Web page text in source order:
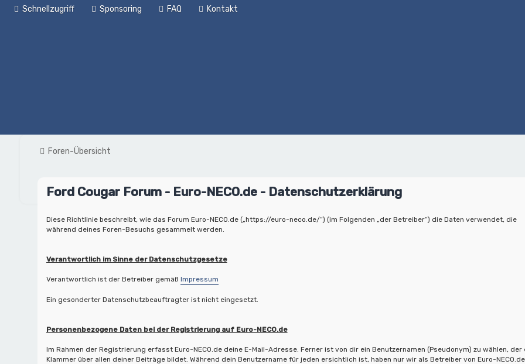
Schnellzugriff Sponsoring FAQ Kontakt
Foren-Übersicht
Ford Cougar Forum - Euro-NECO.de - Datenschutzerklärung
Diese Richtlinie beschreibt, wie das Forum Euro-NECO.de („https://euro-neco.de/“) (im Folgenden „der Betreiber“) die Daten verwendet, die
während deines Foren-Besuchs gesammelt werden.
Verantwortlich im Sinne der Datenschutzgesetze
Verantwortlich ist der Betreiber gemäß Impressum
Ein gesonderter Datenschutzbeauftragter ist nicht eingesetzt.
Personenbezogene Daten bei der Registrierung auf Euro-NECO.de
Im Rahmen der Registrierung erfasst Euro-NECO.de deine E-Mail-Adresse. Ferner ist von dir ein Benutzernamen (Pseudonym) zu wählen, der
Klammer über allen deiner Beiträge bildet. Während dein Benutzername für jeden ersichtlich ist, haben nur wir als Betreiber von Euro-NECO.de